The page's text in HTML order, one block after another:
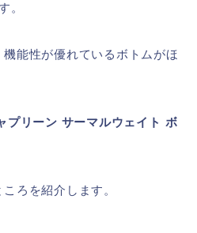
。
機能性が優れているボトムがほ
プリーン サーマルウェイト ボ
ろを紹介します。